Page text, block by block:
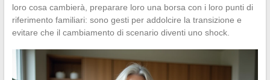
loro cosa cambierà, preparare loro una borsa con i loro punti di
riferimento familiari: sono gesti per addolcire la transizione e
evitare che il cambiamento di scenario diventi uno shock.